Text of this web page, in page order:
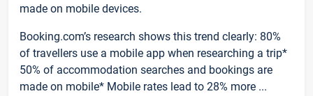
made on mobile devices.
Booking.com’s research shows this trend clearly: 80%
of travellers use a mobile app when researching a trip*
50% of accommodation searches and bookings are
made on mobile* Mobile rates lead to 28% more ...